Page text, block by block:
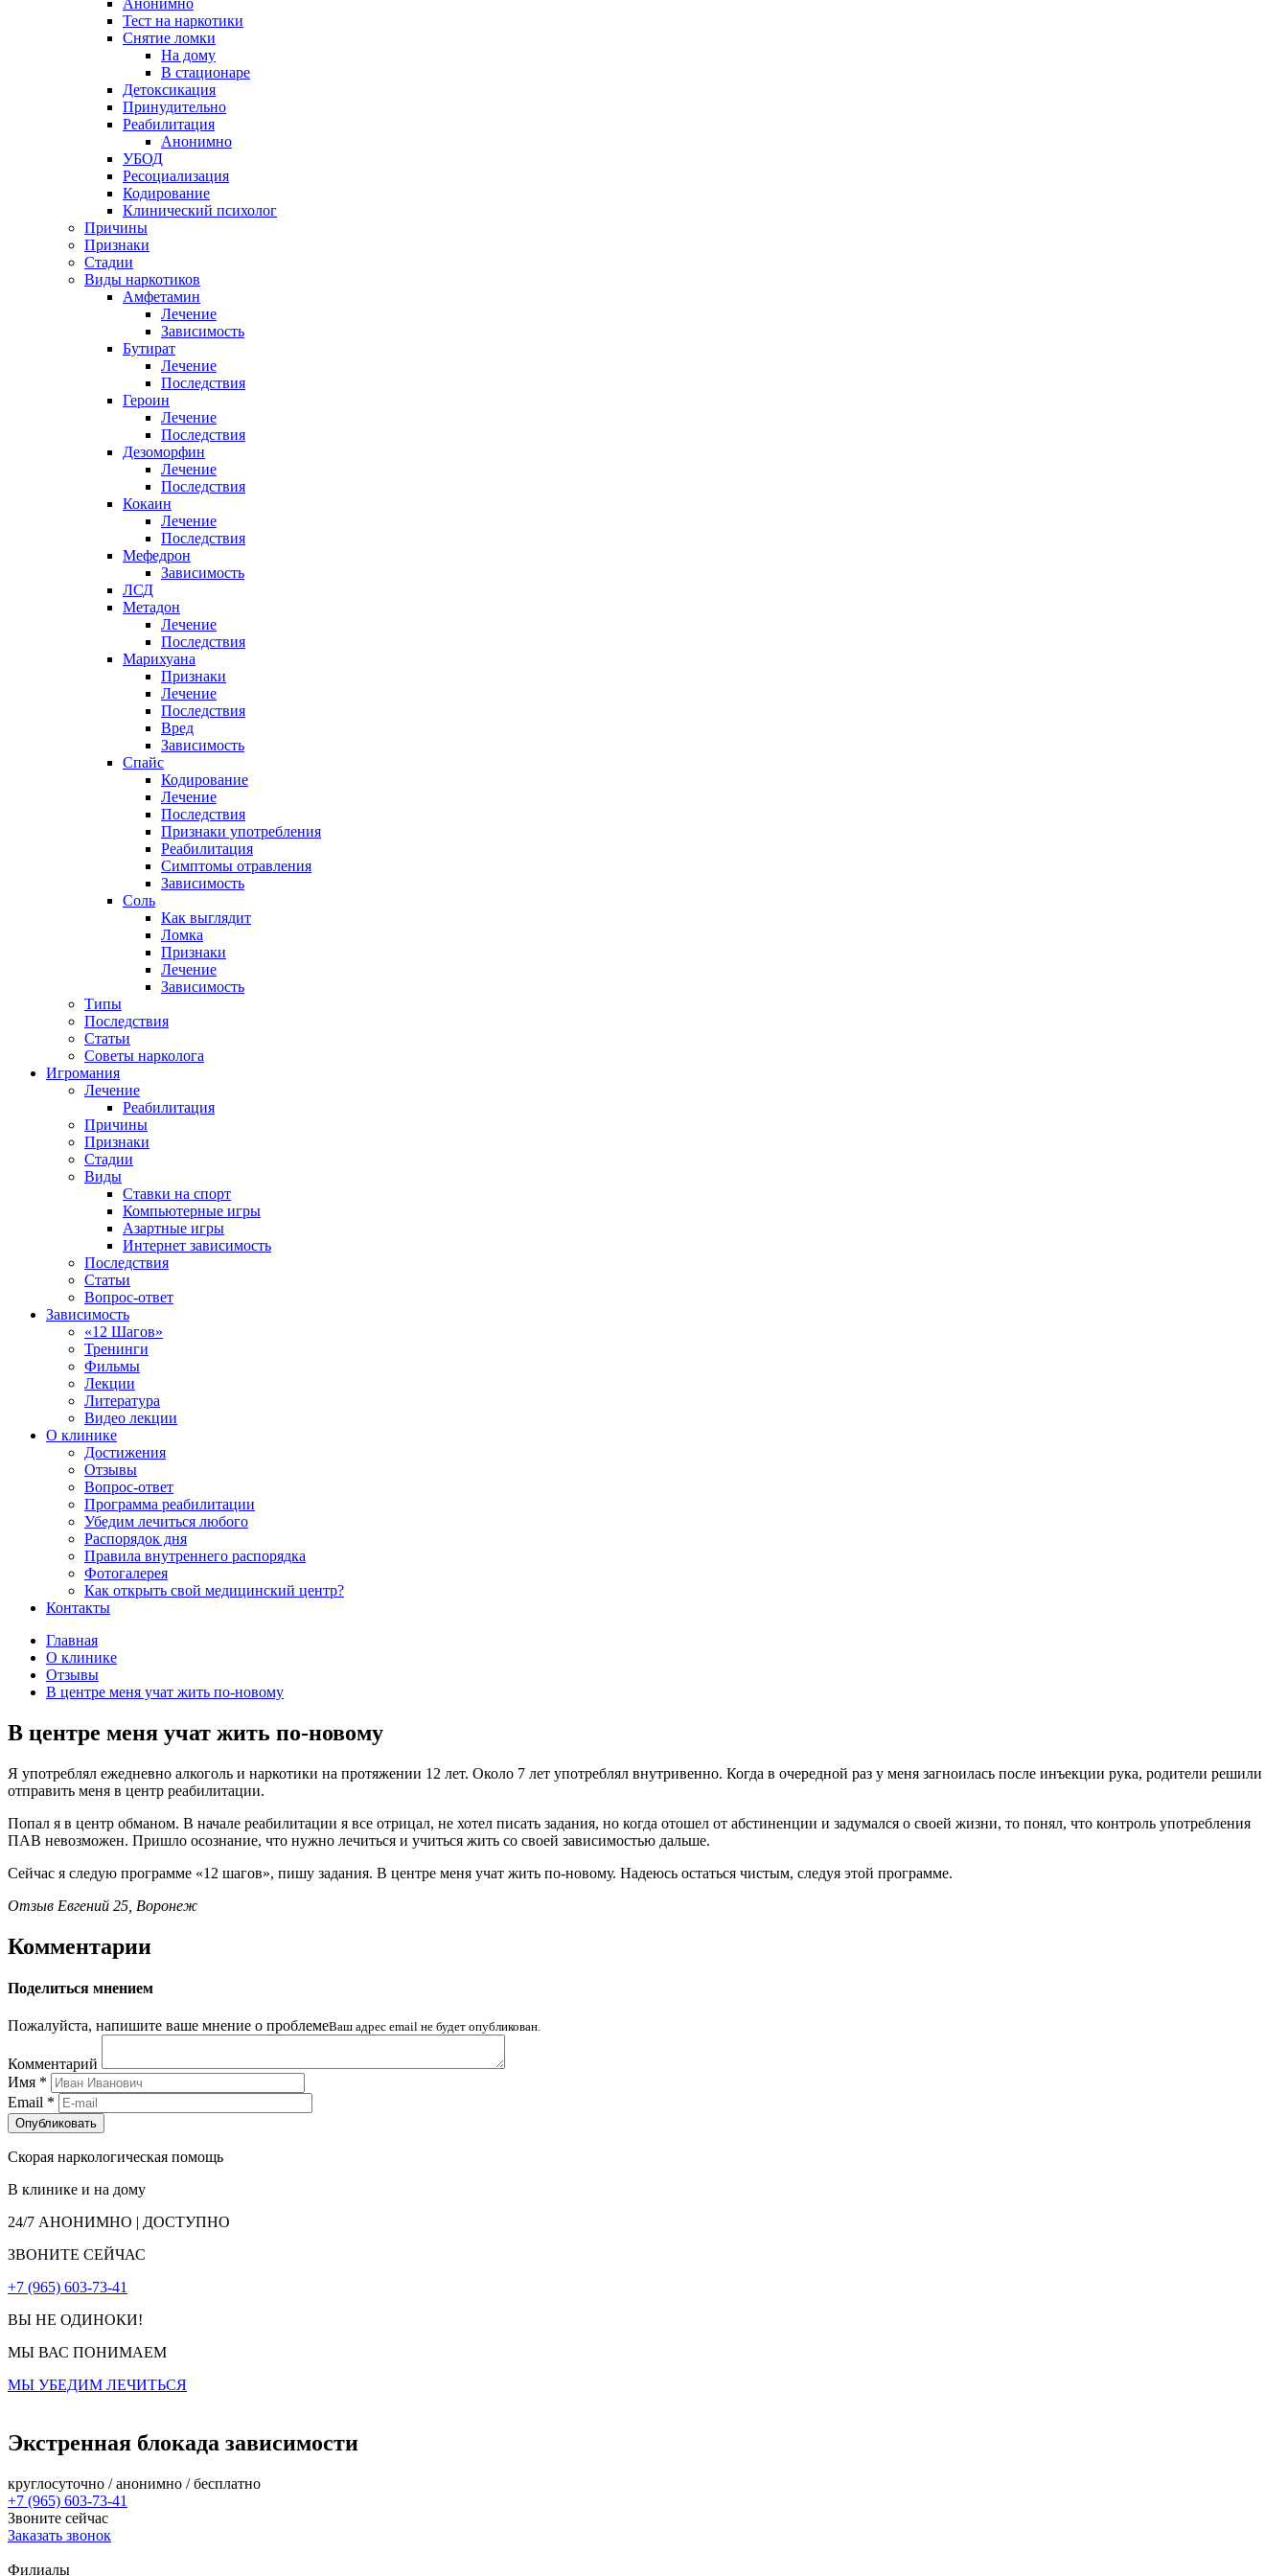
Анонимно
Тест на наркотики
Снятие ломки
На дому
В стационаре
Детоксикация
Принудительно
Реабилитация
Анонимно
УБОД
Ресоциализация
Кодирование
Клинический психолог
Причины
Признаки
Стадии
Виды наркотиков
Амфетамин
Лечение
Зависимость
Бутират
Лечение
Последствия
Героин
Лечение
Последствия
Дезоморфин
Лечение
Последствия
Кокаин
Лечение
Последствия
Мефедрон
Зависимость
ЛСД
Метадон
Лечение
Последствия
Марихуана
Признаки
Лечение
Последствия
Вред
Зависимость
Спайс
Кодирование
Лечение
Последствия
Признаки употребления
Реабилитация
Симптомы отравления
Зависимость
Соль
Как выглядит
Ломка
Признаки
Лечение
Зависимость
Типы
Последствия
Статьи
Советы нарколога
Игромания
Лечение
Реабилитация
Причины
Признаки
Стадии
Виды
Ставки на спорт
Компьютерные игры
Азартные игры
Интернет зависимость
Последствия
Статьи
Вопрос-ответ
Зависимость
«12 Шагов»
Тренинги
Фильмы
Лекции
Литература
Видео лекции
О клинике
Достижения
Отзывы
Вопрос-ответ
Программа реабилитации
Убедим лечиться любого
Распорядок дня
Правила внутреннего распорядка
Фотогалерея
Как открыть свой медицинский центр?
Контакты
Главная
О клинике
Отзывы
В центре меня учат жить по-новому
В центре меня учат жить по-новому
Я употреблял ежедневно алкоголь и наркотики на протяжении 12 лет. Около 7 лет употреблял внутривенно. Когда в очередной раз у меня загноилась после инъекции рука, родители решили
отправить меня в центр реабилитации.
Попал я в центр обманом. В начале реабилитации я все отрицал, не хотел писать задания, но когда отошел от абстиненции и задумался о своей жизни, то понял, что контроль употребления
ПАВ невозможен. Пришло осознание, что нужно лечиться и учиться жить со своей зависимостью дальше.
Сейчас я следую программе «12 шагов», пишу задания. В центре меня учат жить по-новому. Надеюсь остаться чистым, следуя этой программе.
Отзыв Евгений 25, Воронеж
Комментарии
Поделиться мнением
Пожалуйста, напишите ваше мнение о проблемеВаш адрес email не будет опубликован.
Комментарий
Имя *
Email *
Скорая наркологическая помощь
В клинике и на дому
24/7 АНОНИМНО | ДОСТУПНО
ЗВОНИТЕ СЕЙЧАС
+7 (965) 603-73-41
ВЫ НЕ ОДИНОКИ!
МЫ ВАС ПОНИМАЕМ
МЫ УБЕДИМ ЛЕЧИТЬСЯ
Экстренная блокада зависимости
круглосуточно / анонимно / бесплатно
+7 (965) 603-73-41
Звоните сейчас
Заказать звонок
Филиалы